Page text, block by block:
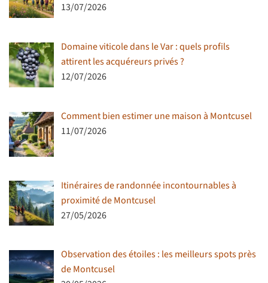
13/07/2026
Domaine viticole dans le Var : quels profils
attirent les acquéreurs privés ?
12/07/2026
Comment bien estimer une maison à Montcusel
11/07/2026
Itinéraires de randonnée incontournables à
proximité de Montcusel
27/05/2026
Observation des étoiles : les meilleurs spots près
de Montcusel